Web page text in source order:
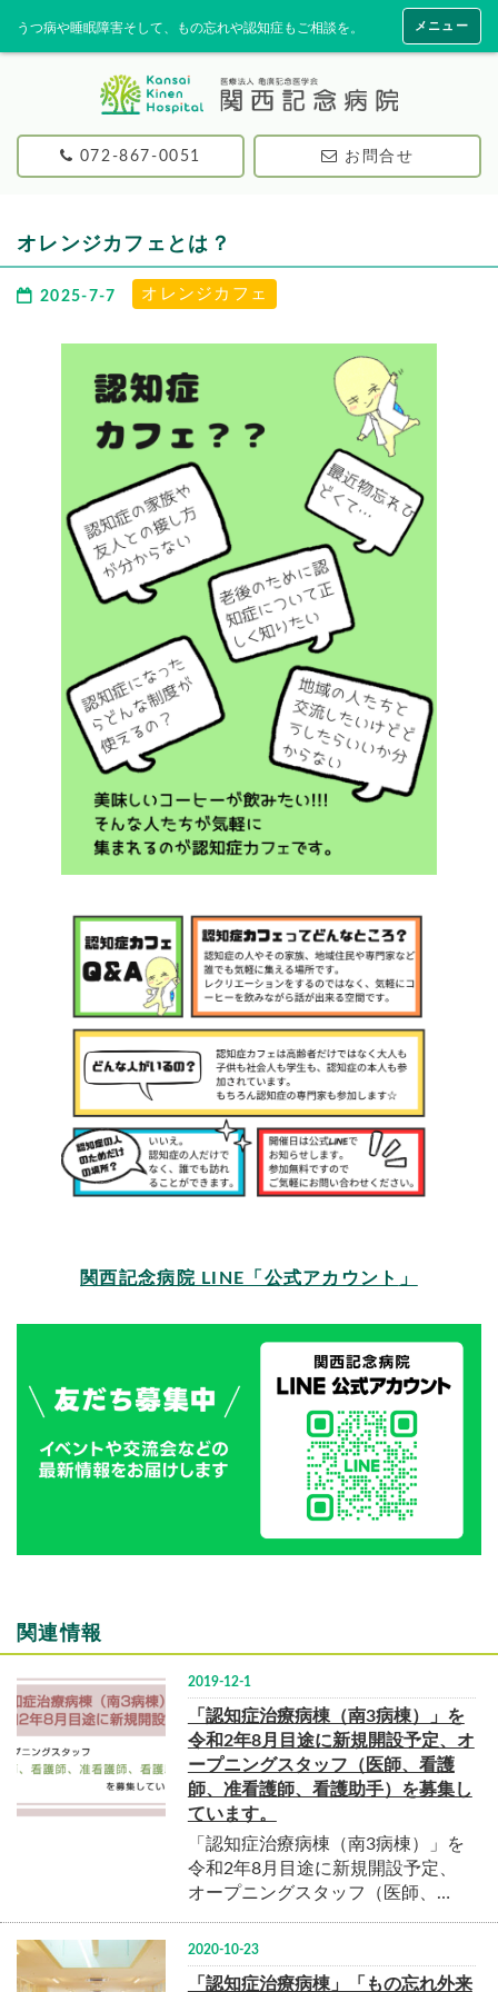
うつ病や睡眠障害そして、もの忘れや認知症もご相談を。 メニュー
072-867-0051 お問合せ
オレンジカフェとは？
2025-7-7 オレンジカフェ
関西記念病院 LINE「公式アカウント 」
関連情報
2019-12-1
「認知症治療病棟（南3病棟）」を
令和2年8月目途に新規開設予定、オ
ープニングスタッフ（医師、看護
師、准看護師、看護助手）を募集し
ています。
「認知症治療病棟（南3病棟）」を
令和2年8月目途に新規開設予定、
オープニングスタッフ（医師、…
2020-10-23
「認知症治療病棟」「もの忘れ外来